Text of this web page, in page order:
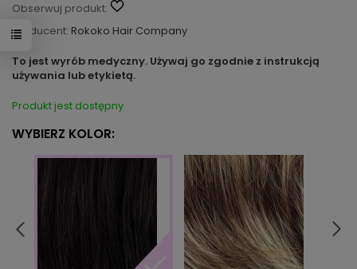
Obserwuj produkt:
Producent: Rokoko Hair Company
To jest wyrób medyczny. Używaj go zgodnie z instrukcją
używania lub etykietą.
Produkt jest dostępny
WYBIERZ KOLOR: